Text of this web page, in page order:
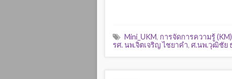
Mini_UKM, การจัดการความรู้ (KM)
รศ. นพ.จิตเจริญ ไชยาคำ, ศ.นพ.วุฒิชัย